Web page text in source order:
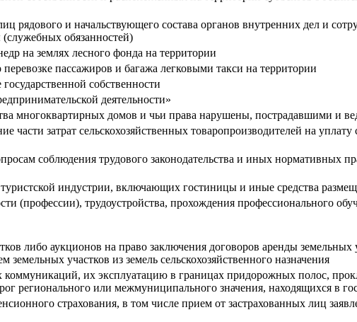
рядового и начальствующего состава органов внутренних дел и
обязанностей)
на землях лесного фонда на территории
пассажиров и багажа легковыми такси на территории
собственности
деятельности»
многоквартирных домов и чьи права нарушены, пострадавшими и
части затрат сельскохозяйственных товаропроизводителей на
соблюдения трудового законодательства и иных нормативных
индустрии, включающих гостиницы и иные средства
(профессии), трудоустройства, прохождения профессионального
либо аукционов на право заключения договоров аренды земельных
участков из земель сельскохозяйственного назначения
их эксплуатацию в границах придорожных полос,
регионального или межмуниципального значения, находящихся в
страхования, в том числе прием от застрахованных лиц